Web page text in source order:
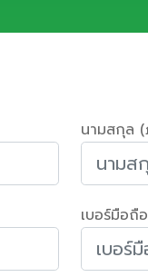
นามสกุล
เบอร์มือถื